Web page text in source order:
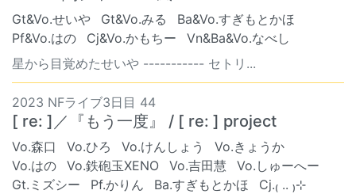
Gt&Vo.せいや Gt&Vo.みる
Ba&Vo.すぎもとかほ
Pf&Vo.はの
Cj&Vo.かもちー
Vn&Ba&Vo.なべし
星から目覚めたせいや ----------- セトリ...
2023 NFライブ3日目 44
[ re: ]／『もう一度』 / [ re: ] project
Vo.森口 Vo.ひろ Vo.けんしょう
Vo.きょうか
Vo.はの
Vo.鉄砲玉XENO Vo.吉田慧
Vo.しゅーへー
Gt.ミズシー
Pf.かりん Ba.すぎもとかほ Cj.₍ .. ₎⊹